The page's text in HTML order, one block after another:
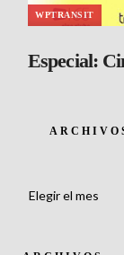
WPTRANSIT
Especial: